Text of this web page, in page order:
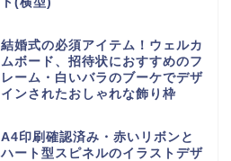
結婚式の必須アイテム！ウェルカ
ムボード、招待状におすすめのフ
レーム・白いバラのブーケでデザ
インされたおしゃれな飾り枠
A4印刷確認済み・赤いリボンと
ハート型スピネルのイラストデザ